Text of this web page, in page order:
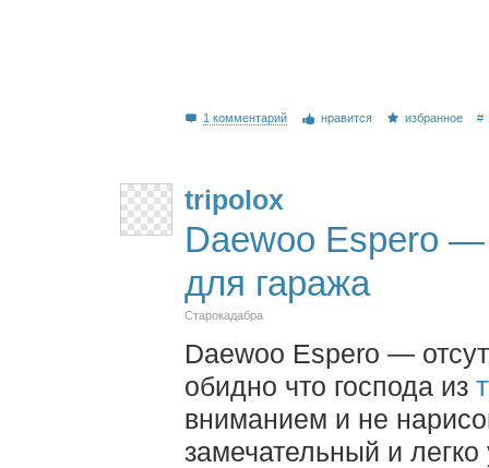
1 комментарий нравится избранное #
tripolox
Daewoo Espero —
для гаража
Старокадабра
Daewoo Espero —
обидно что господа из
вниманием и не
замечательный и